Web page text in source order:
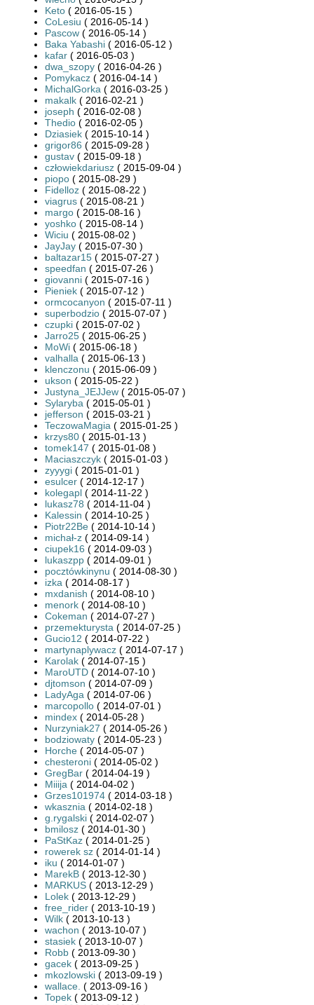
Keto ( 2016-05-15 )
CoLesiu ( 2016-05-14 )
Pascow ( 2016-05-14 )
Baka Yabashi ( 2016-05-12 )
kafar ( 2016-05-03 )
dwa_szopy ( 2016-04-26 )
Pomykacz ( 2016-04-14 )
MichalGorka ( 2016-03-25 )
makalk ( 2016-02-21 )
joseph ( 2016-02-08 )
Thedio ( 2016-02-05 )
Dziasiek ( 2015-10-14 )
grigor86 ( 2015-09-28 )
gustav ( 2015-09-18 )
człowiekdariusz ( 2015-09-04 )
piopo ( 2015-08-29 )
Fidelloz ( 2015-08-22 )
viagrus ( 2015-08-21 )
margo ( 2015-08-16 )
yoshko ( 2015-08-14 )
Wiciu ( 2015-08-02 )
JayJay ( 2015-07-30 )
baltazar15 ( 2015-07-27 )
speedfan ( 2015-07-26 )
giovanni ( 2015-07-16 )
Pieniek ( 2015-07-12 )
ormcocanyon ( 2015-07-11 )
superbodzio ( 2015-07-07 )
czupki ( 2015-07-02 )
Jarro25 ( 2015-06-25 )
MoWi ( 2015-06-18 )
valhalla ( 2015-06-13 )
klenczonu ( 2015-06-09 )
ukson ( 2015-05-22 )
Justyna_JEJJew ( 2015-05-07 )
Sylaryba ( 2015-05-01 )
jefferson ( 2015-03-21 )
TeczowaMagia ( 2015-01-25 )
krzys80 ( 2015-01-13 )
tomek147 ( 2015-01-08 )
Maciaszczyk ( 2015-01-03 )
zyyygi ( 2015-01-01 )
esulcer ( 2014-12-17 )
kolegapl ( 2014-11-22 )
lukasz78 ( 2014-11-04 )
Kalessin ( 2014-10-25 )
Piotr22Be ( 2014-10-14 )
michał-z ( 2014-09-14 )
ciupek16 ( 2014-09-03 )
lukaszpp ( 2014-09-01 )
pocztówkinynu ( 2014-08-30 )
izka ( 2014-08-17 )
mxdanish ( 2014-08-10 )
menork ( 2014-08-10 )
Cokeman ( 2014-07-27 )
przemekturysta ( 2014-07-25 )
Gucio12 ( 2014-07-22 )
martynaplywacz ( 2014-07-17 )
Karolak ( 2014-07-15 )
MaroUTD ( 2014-07-10 )
djtomson ( 2014-07-09 )
LadyAga ( 2014-07-06 )
marcopollo ( 2014-07-01 )
mindex ( 2014-05-28 )
Nurzyniak27 ( 2014-05-26 )
bodziowaty ( 2014-05-23 )
Horche ( 2014-05-07 )
chesteroni ( 2014-05-02 )
GregBar ( 2014-04-19 )
Miiija ( 2014-04-02 )
Grzes101974 ( 2014-03-18 )
wkasznia ( 2014-02-18 )
g.rygalski ( 2014-02-07 )
bmilosz ( 2014-01-30 )
PaStKaz ( 2014-01-25 )
rowerek sz ( 2014-01-14 )
iku ( 2014-01-07 )
MarekB ( 2013-12-30 )
MARKUS ( 2013-12-29 )
Lolek ( 2013-12-29 )
free_rider ( 2013-10-19 )
Wilk ( 2013-10-13 )
wachon ( 2013-10-07 )
stasiek ( 2013-10-07 )
Robb ( 2013-09-30 )
gacek ( 2013-09-25 )
mkozlowski ( 2013-09-19 )
wallace. ( 2013-09-16 )
Topek ( 2013-09-12 )